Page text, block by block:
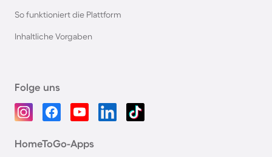
So funktioniert die Plattform
Inhaltliche Vorgaben
Folge uns
HomeToGo-Apps